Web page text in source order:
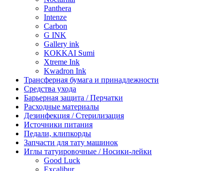
Panthera
Intenze
Carbon
G INK
Gallery ink
KOKKAI Sumi
Xtreme Ink
Kwadron Ink
Трансферная бумага и принадлежности
Средства ухода
Барьерная защита / Перчатки
Расходные материалы
Дезинфекция / Стерилизация
Источники питания
Педали, клипкорды
Запчасти для тату машинок
Иглы татуировочные / Носики-лейки
Good Luck